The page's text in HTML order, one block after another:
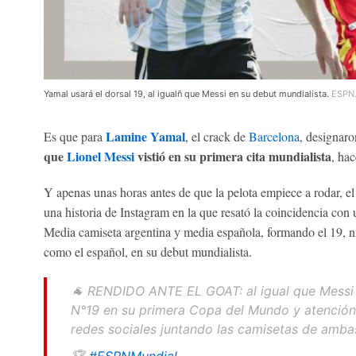
Yamal usará el dorsal 19, al igualñ que Messi en su debut mundialista.
Es que paraLamine Yamal, el crack deBarcelona,
queLionel Messivistió en su primera cita mundialista,
Y apenas unas horas antes de que la pelota empiece a rodar,
una historia de Instagram en la que resató la coincidencia
Media camiseta argentina y media española, formando el 19,
como el español, en su debut mundialista.
🐐 RENDIDO ANTE EL GOAT: al igual que
N°19 en su primera Copa del Mundo y
redes sociales juntando las camisetas de